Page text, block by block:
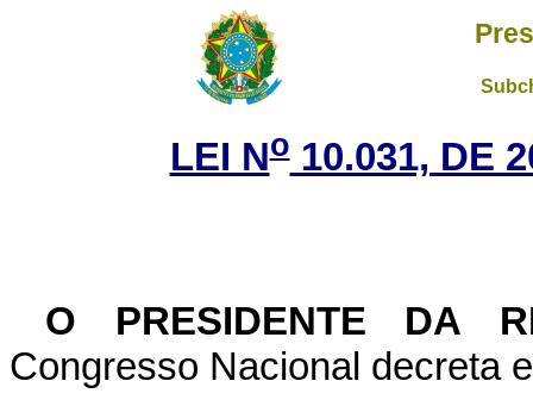
LEI No10.031, DE
O PRESIDENTE DA
Congresso Nacional decreta